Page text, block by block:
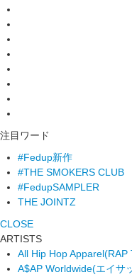
注目ワード
#Fedup新作
#THE SMOKERS CLUB
#FedupSAMPLER
THE JOINTZ
CLOSE
ARTISTS
All Hip Hop Apparel(RAP
A$AP Worldwide(エイサ